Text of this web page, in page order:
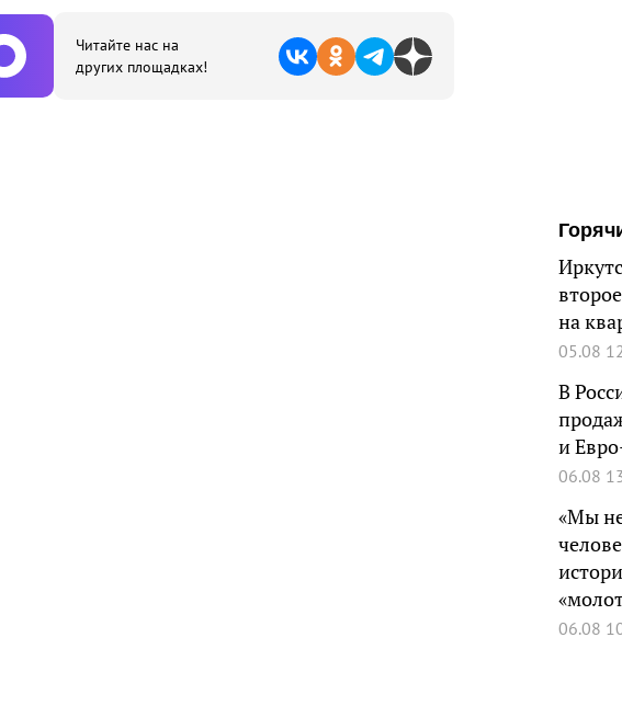
Читайте нас на
других площадках!
на
05.08
В
и
06.08
«Мы
06.08